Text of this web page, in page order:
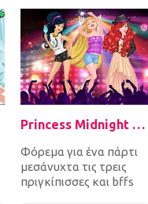
Princess Midnight Party
Φόρεμα για ένα πάρτι
μεσάνυχτα τις τρεις
πριγκίπισσες και bffs